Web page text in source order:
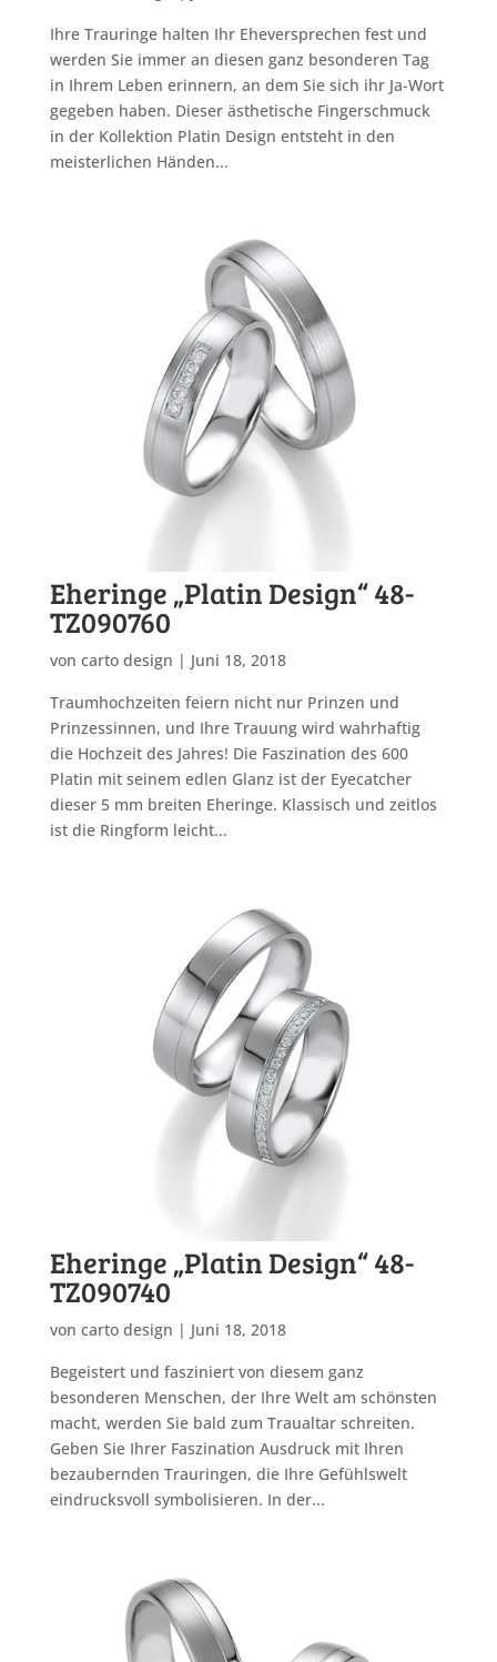
Ihre Trauringe halten Ihr Eheversprechen fest und
werden Sie immer an diesen ganz besonderen Tag
in Ihrem Leben erinnern, an dem Sie sich ihr Ja-Wort
gegeben haben. Dieser ästhetische Fingerschmuck
in der Kollektion Platin Design entsteht in den
meisterlichen Händen...
Eheringe „Platin Design“ 48-
TZ090760
von carto design | Juni 18, 2018
Traumhochzeiten feiern nicht nur Prinzen und
Prinzessinnen, und Ihre Trauung wird wahrhaftig
die Hochzeit des Jahres! Die Faszination des 600
Platin mit seinem edlen Glanz ist der Eyecatcher
dieser 5 mm breiten Eheringe. Klassisch und zeitlos
ist die Ringform leicht...
Eheringe „Platin Design“ 48-
TZ090740
von carto design | Juni 18, 2018
Begeistert und fasziniert von diesem ganz
besonderen Menschen, der Ihre Welt am schönsten
macht, werden Sie bald zum Traualtar schreiten.
Geben Sie Ihrer Faszination Ausdruck mit Ihren
bezaubernden Trauringen, die Ihre Gefühlswelt
eindrucksvoll symbolisieren. In der...